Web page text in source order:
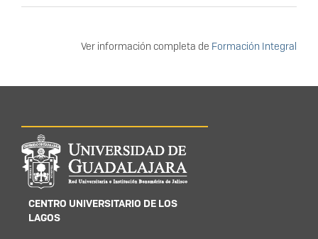
Ver información completa de Formación Integral
Información del
portal
CENTRO UNIVERSITARIO DE LOS
LAGOS